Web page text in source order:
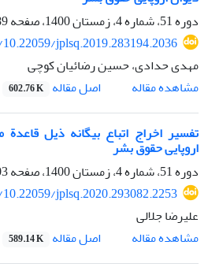
دوره 51، شماره 4، زمستان 1400، صفحه
jplsq.2019.283194.2036
مهدی حدادی، حسین رضائیان کوچی
مشاهده مقاله
اصل مقاله 602.76 K
تفسیر اخراج اتباع بیگانه ذیل
اروپایی حقوق بشر
دوره 51، شماره 4، زمستان 1400، صفحه
jplsq.2020.293082.2253
علیرضا جلالی
مشاهده مقاله
اصل مقاله 589.14 K